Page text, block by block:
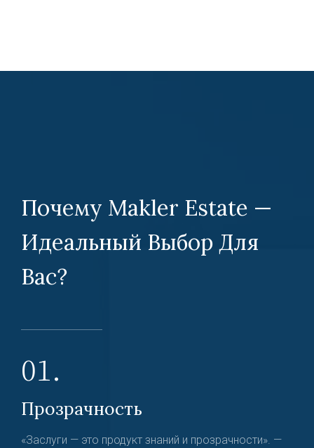
Почему Makler Estate —
Идеальный Выбор Для
Вас?
01.
Прозрачность
«Заслуги — это продукт знаний и прозрачности». —